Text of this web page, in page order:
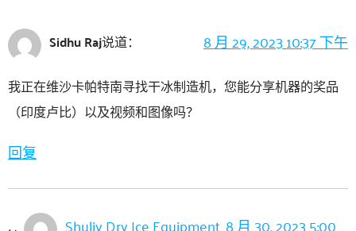
Sidhu Raj说道： 8 月 29, 2023 10:37 下午
我正在维沙卡帕特南寻找干冰制造机，您能分享机器的奖品
（印度卢比）以及视频和图像吗？
回复
Shuliy Dry Ice Equipment 8 月 30, 2023 5:00